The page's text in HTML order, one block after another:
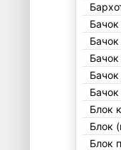
Бачок
Блок
Блок
Блок